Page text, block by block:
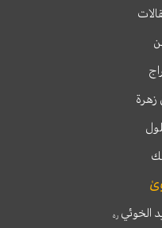
الخوئيره